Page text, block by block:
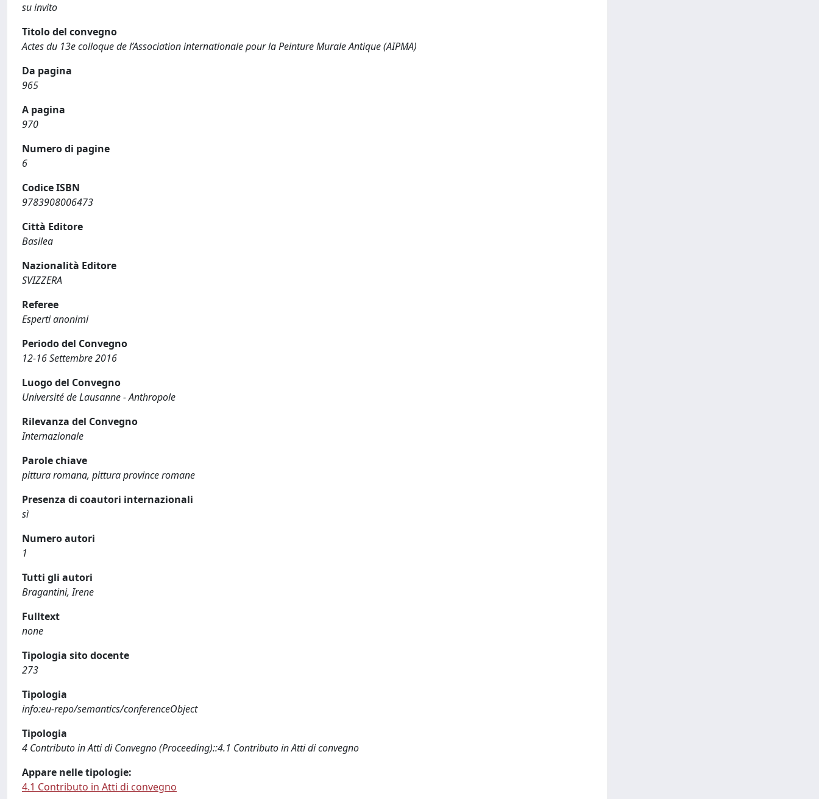
su invito
Titolo del convegno
Actes du 13e colloque de l’Association internationale pour la Peinture Murale Antique (AIPMA)
Da pagina
965
A pagina
970
Numero di pagine
6
Codice ISBN
9783908006473
Città Editore
Basilea
Nazionalità Editore
SVIZZERA
Referee
Esperti anonimi
Periodo del Convegno
12-16 Settembre 2016
Luogo del Convegno
Université de Lausanne - Anthropole
Rilevanza del Convegno
Internazionale
Parole chiave
pittura romana, pittura province romane
Presenza di coautori internazionali
sì
Numero autori
1
Tutti gli autori
Bragantini, Irene
Fulltext
none
Tipologia sito docente
273
Tipologia
info:eu-repo/semantics/conferenceObject
Tipologia
4 Contributo in Atti di Convegno (Proceeding)::4.1 Contributo in Atti di convegno
Appare nelle tipologie:
4.1 Contributo in Atti di convegno